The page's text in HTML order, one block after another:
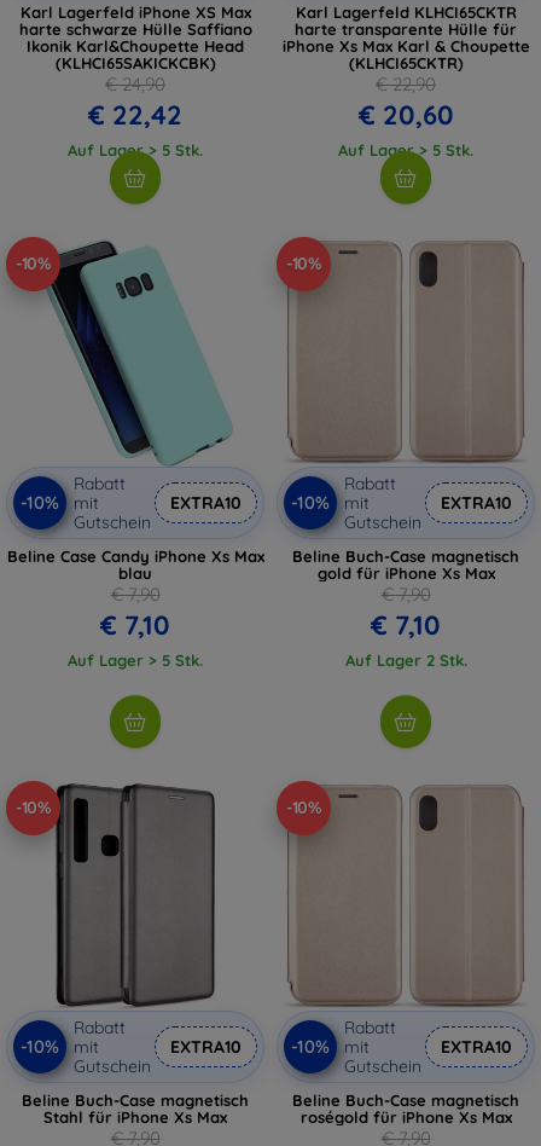
Karl Lagerfeld iPhone XS Max
harte schwarze Hülle Saffiano
Ikonik Karl&Choupette Head
(KLHCI65SAKICKCBK)
€ 24,90
€ 22,42
Auf Lager > 5 Stk.
Karl Lagerfeld KLHCI65CKTR
harte transparente Hülle für
iPhone Xs Max Karl & Choupette
(KLHCI65CKTR)
€ 22,90
€ 20,60
Auf Lager > 5 Stk.
-10%
-10%
Rabatt
mit
Gutschein
EXTRA10
Beline Case Candy iPhone Xs Max
blau
€ 7,90
€ 7,10
Auf Lager > 5 Stk.
-10%
-10%
Rabatt
mit
Gutschein
EXTRA10
Beline Buch-Case magnetisch
gold für iPhone Xs Max
€ 7,90
€ 7,10
Auf Lager 2 Stk.
-10%
-10%
Rabatt
mit
Gutschein
EXTRA10
Beline Buch-Case magnetisch
Stahl für iPhone Xs Max
€ 7,90
-10%
-10%
Rabatt
mit
Gutschein
EXTRA10
Beline Buch-Case magnetisch
roségold für iPhone Xs Max
€ 7,90